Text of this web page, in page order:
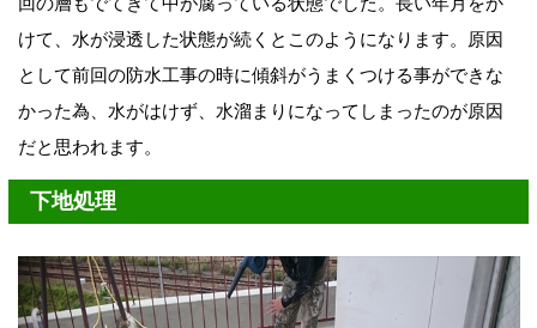
けて、水が浸透した状態が続くとこのようになります。原因
として前回の防水工事の時に傾斜がうまくつける事ができな
かった為、水がはけず、水溜まりになってしまったのが原因
だと思われます。
下地処理